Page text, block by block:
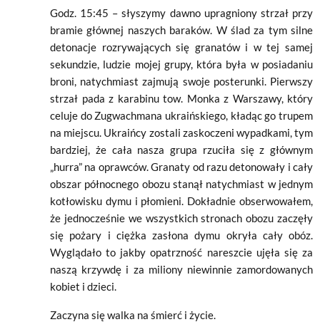
Godz. 15:45 – słyszymy dawno upragniony strzał przy
bramie głównej naszych baraków. W ślad za tym silne
detonacje rozrywających się granatów i w tej samej
sekundzie, ludzie mojej grupy, która była w posiadaniu
broni, natychmiast zajmują swoje posterunki. Pierwszy
strzał pada z karabinu tow. Monka z Warszawy, który
celuje do Zugwachmana ukraińskiego, kładąc go trupem
na miejscu. Ukraińcy zostali zaskoczeni wypadkami, tym
bardziej, że cała nasza grupa rzuciła się z głównym
„hurra” na oprawców. Granaty od razu detonowały i cały
obszar północnego obozu stanął natychmiast w jednym
kotłowisku dymu i płomieni. Dokładnie obserwowałem,
że jednocześnie we wszystkich stronach obozu zaczęły
się pożary i ciężka zasłona dymu okryła cały obóz.
Wyglądało to jakby opatrzność nareszcie ujęła się za
naszą krzywdę i za miliony niewinnie zamordowanych
kobiet i dzieci.
Zaczyna się walka na śmierć i życie.